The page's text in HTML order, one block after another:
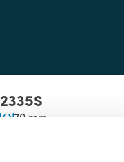
2335S
70 mm